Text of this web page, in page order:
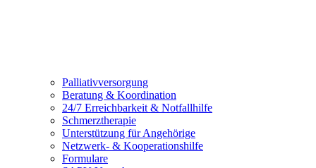
Palliativversorgung
Beratung & Koordination
24/7 Erreichbarkeit & Notfallhilfe
Schmerztherapie
Unterstützung für Angehörige
Netzwerk- & Kooperationshilfe
Formulare